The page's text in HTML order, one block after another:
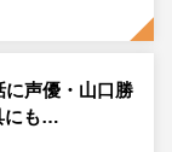
覚ますと本部長
銃が握られてい
沢）は無実を信
に声優・山口勝
にも…